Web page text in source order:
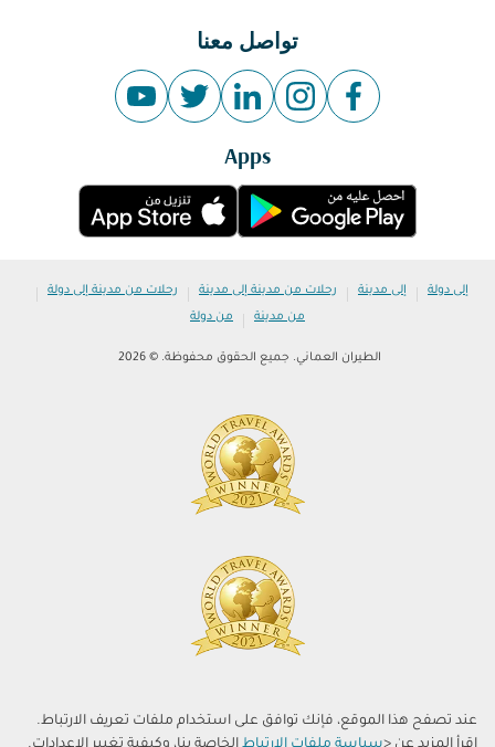
عند تصفح هذا الموقع، فإنك توافق على استخدام ملفات تعريف الارتباط.
تواصل معنا
Apps
إلى دولة | إلى مدينة | رحلات من مدينة إلى مدينة | رحلات من مدينة إلى دولة |
من مدينة | من دولة
الطيران العماني. جميع الحقوق محفوظة. © 2026